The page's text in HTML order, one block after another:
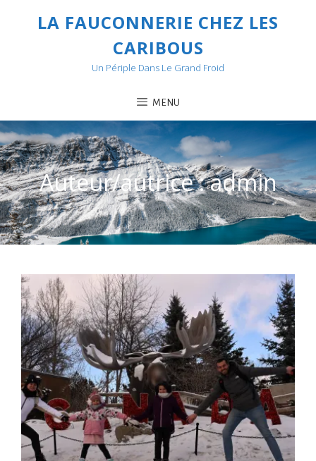
LA FAUCONNERIE CHEZ LES
CARIBOUS
Un Périple Dans Le Grand Froid
MENU
Auteur/autrice :admin